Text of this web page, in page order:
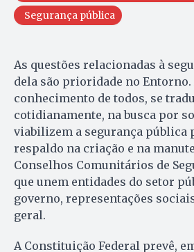
Segurança pública
As questões relacionadas à
dela são prioridade no Entorno.
conhecimento de todos, se
cotidianamente, na busca por
viabilizem a segurança pública
respaldo na criação e na
Conselhos Comunitários de
que unem entidades do setor
governo, representações
geral.
A Constituição Federal prevê,